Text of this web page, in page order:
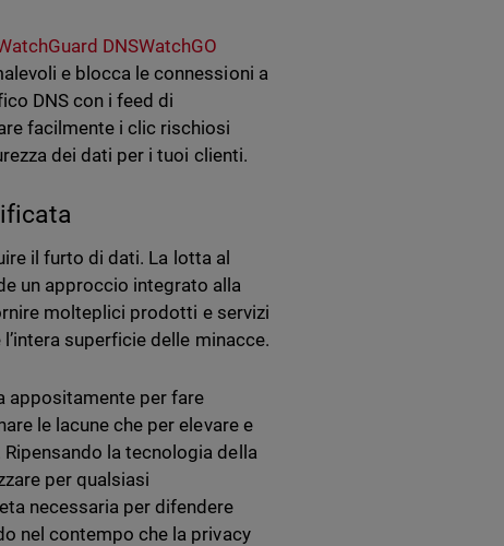
DNSWatchGO
e blocca le connessioni a
DNS con i feed di
facilmente i clic rischiosi
dei dati per i tuoi clienti.
il furto di dati. La lotta al
un approccio integrato alla
molteplici prodotti e servizi
superficie delle minacce.
appositamente per fare
le lacune che per elevare e
la tecnologia della
per qualsiasi
necessaria per difendere
nel contempo che la privacy